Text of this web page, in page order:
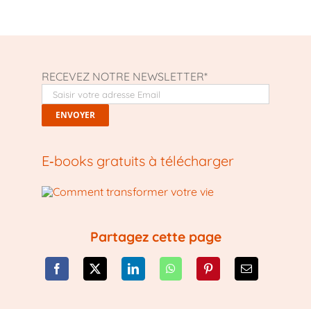
RECEVEZ NOTRE NEWSLETTER*
E‑books gratuits à télécharger
Partagez cette page